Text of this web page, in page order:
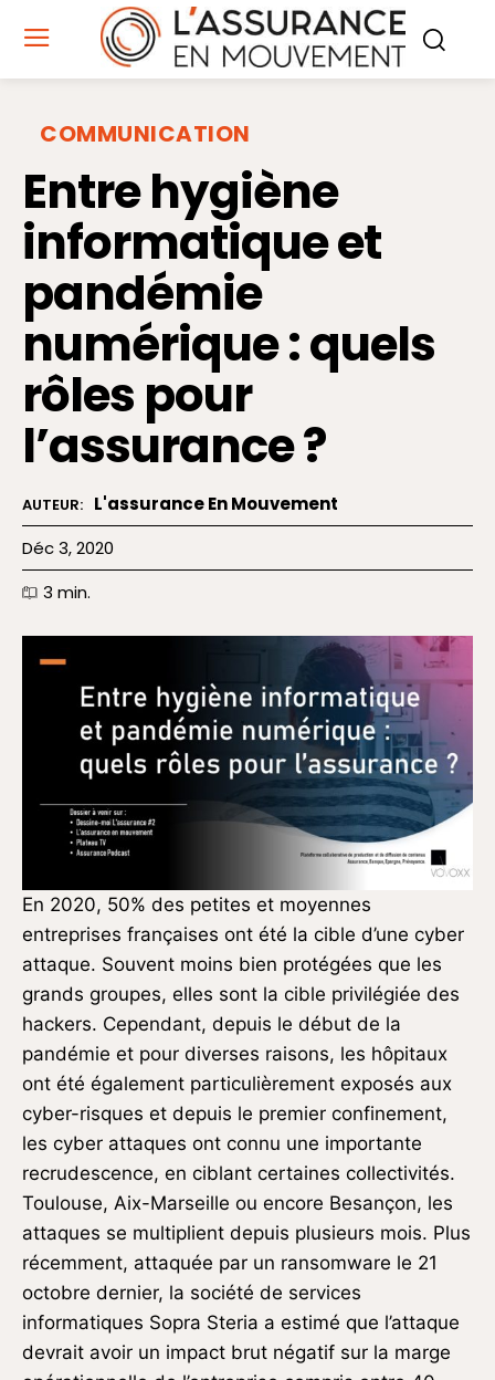
COMMUNICATION
Entre hygiène
informatique et
pandémie
numérique : quels
rôles pour
l’assurance ?
AUTEUR: L'assurance En Mouvement
Déc 3, 2020
3 min.
En 2020, 50% des petites et moyennes
entreprises françaises ont été la cible d’une cyber
attaque. Souvent moins bien protégées que les
grands groupes, elles sont la cible privilégiée des
hackers. Cependant, depuis le début de la
pandémie et pour diverses raisons, les hôpitaux
ont été également particulièrement exposés aux
cyber-risques et depuis le premier confinement,
les cyber attaques ont connu une importante
recrudescence, en ciblant certaines collectivités.
Toulouse, Aix-Marseille ou encore Besançon, les
attaques se multiplient depuis plusieurs mois. Plus
récemment, attaquée par un ransomware le 21
octobre dernier, la société de services
informatiques Sopra Steria a estimé que l’attaque
devrait avoir un impact brut négatif sur la marge